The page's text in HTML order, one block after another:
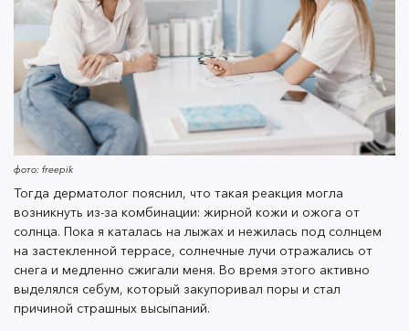
солнцем на застекленной террасе, солнечные лучи
отражались от снега и медленно сжигали меня. Во
время этого активно выделялся себум, который
закупоривал поры и стал причиной страшных
высыпаний.
В сетевых магазинах и на маркетплейсах очень много
ухода за кожей, даже слишком. Комплексы из
ретиноидов и кортикостероидных мазей, которые
обычно назначают для лечения акне и рубцов,
больше всего напугали. Я полностью прошла курс,
буквально по указке врача, и смогла восстановить
кожу исключительно благодаря его рекомендациям.
Бонусом получила ценные знания об уходе, пользе
фото: freepik
Тогда дерматолог пояснил, что такая реакция могла
возникнуть из-за комбинации: жирной кожи и ожога от
солнца. Пока я каталась на лыжах и нежилась под солнцем
на застекленной террасе, солнечные лучи отражались от
снега и медленно сжигали меня. Во время этого активно
выделялся себум, который закупоривал поры и стал
причиной страшных высыпаний.